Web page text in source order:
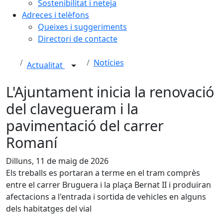
Sostenibilitat i neteja
Adreces i telèfons
Queixes i suggeriments
Directori de contacte
Actualitat Notícies
L'Ajuntament inicia la renovació
del clavegueram i la
pavimentació del carrer
Romaní
Dilluns, 11 de maig de 2026
Els treballs es portaran a terme en el tram comprès
entre el carrer Bruguera i la plaça Bernat II i produiran
afectacions a l'entrada i sortida de vehicles en alguns
dels habitatges del vial